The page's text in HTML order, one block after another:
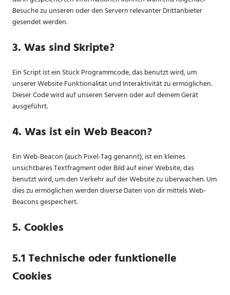
Besuche zu unseren oder den Servern relevanter Drittanbieter
gesendet werden.
3. Was sind Skripte?
Ein Script ist ein Stück Programmcode, das benutzt wird, um
unserer Website Funktionalität und Interaktivität zu ermöglichen.
Dieser Code wird auf unseren Servern oder auf deinem Gerät
ausgeführt.
4. Was ist ein Web Beacon?
Ein Web-Beacon (auch Pixel-Tag genannt), ist ein kleines
unsichtbares Textfragment oder Bild auf einer Website, das
benutzt wird, um den Verkehr auf der Website zu überwachen. Um
dies zu ermöglichen werden diverse Daten von dir mittels Web-
Beacons gespeichert.
5. Cookies
5.1 Technische oder funktionelle
Cookies